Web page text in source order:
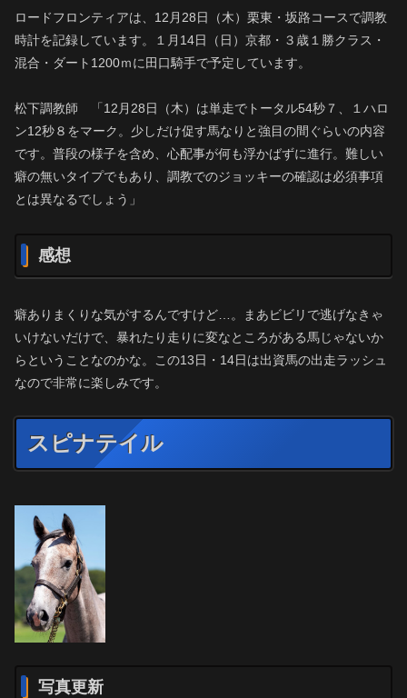
ロードフロンティアは、12月28日（木）栗東・坂路コースで調教
時計を記録しています。１月14日（日）京都・３歳１勝クラス・
混合・ダート1200ｍに田口騎手で予定しています。
松下調教師 「12月28日（木）は単走でトータル54秒７、１ハロ
ン12秒８をマーク。少しだけ促す馬なりと強目の間ぐらいの内容
です。普段の様子を含め、心配事が何も浮かばずに進行。難しい
癖の無いタイプでもあり、調教でのジョッキーの確認は必須事項
とは異なるでしょう」
感想
癖ありまくりな気がするんですけど…。まあビビリで逃げなきゃ
いけないだけで、暴れたり走りに変なところがある馬じゃないか
らということなのかな。この13日・14日は出資馬の出走ラッシュ
なので非常に楽しみです。
スピナテイル
写真更新